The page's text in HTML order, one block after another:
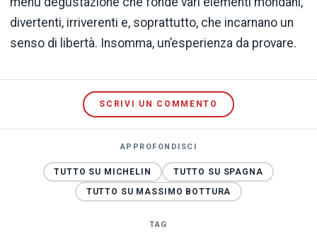
divertenti, irriverenti e, soprattutto, che incarnano un
senso di libertà. Insomma, un’esperienza da provare.
SCRIVI UN COMMENTO
APPROFONDISCI
TUTTO SU MICHELIN
TUTTO SU SPAGNA
TUTTO SU MASSIMO BOTTURA
TAG